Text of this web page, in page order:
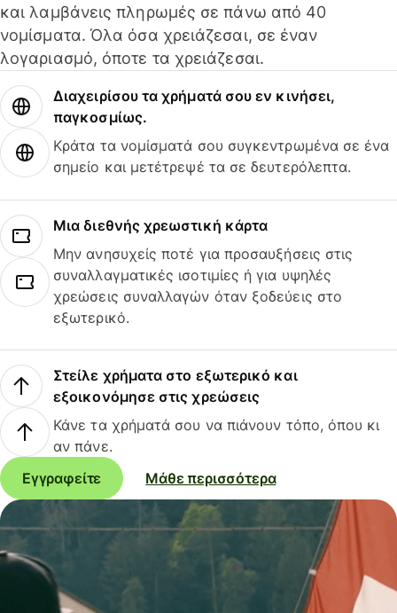
και λαμβάνεις πληρωμές σε πάνω από 40
νομίσματα. Όλα όσα χρειάζεσαι, σε έναν
λογαριασμό, όποτε τα χρειάζεσαι.
Διαχειρίσου τα χρήματά σου εν κινήσει,
παγκοσμίως.
Κράτα τα νομίσματά σου συγκεντρωμένα σε ένα
σημείο και μετέτρεψέ τα σε δευτερόλεπτα.
Μια διεθνής χρεωστική κάρτα
Μην ανησυχείς ποτέ για προσαυξήσεις στις
συναλλαγματικές ισοτιμίες ή για υψηλές
χρεώσεις συναλλαγών όταν ξοδεύεις στο
εξωτερικό.
Στείλε χρήματα στο εξωτερικό και
εξοικονόμησε στις χρεώσεις
Κάνε τα χρήματά σου να πιάνουν τόπο, όπου κι
αν πάνε.
Εγγραφείτε
Μάθε περισσότερα